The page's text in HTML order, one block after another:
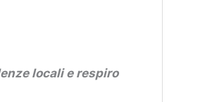
locali e respiro